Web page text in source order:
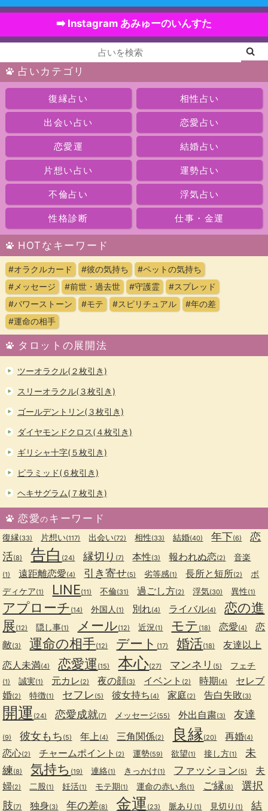
➡️ Instagram あみゅーのいんすた
占いカテゴリ
復縁占い 相性占い
出会い占い 恋愛占い
恋愛運 結婚占い
片想い占い 運勢占い
不倫占い 浮気占い
性格診断 仕事・金運
HOTなキーワード
#オラクルカード #彼の気持ち
#ペットの気持ち
#メッセージ
#前世・過去世 #守護霊
#スプレッド
#パワーストーン
#モテ #スピリチュアル
#年の差
#運命の相手
タロットの展開法
ツーオラクル(２枚引き)
スリーオラクル(３枚引き)
ゴールデントリン(３枚引き)
ダイヤモンドクロス(４枚引き)
ギリシャ十字(５枚引き)
ピラミッド(６枚引き)
ヘキサグラム(７枚引き)
恋愛のキーワード
復縁(33) 片想い(117) 出会い(72) 相性(33) 結婚(40) 年下(6)
恋
活(8) 告白 (24) 縁切り (7) 本性(3) 報われぬ恋(2) 音楽
(1) 遠距離恋愛(4) 引き寄せ(5) 劣等感(1) 長所と短所(2)
ボ
ディケア(1) LINE(11) 不倫(31) 過ごし方(2) 浮気(30) 異性(1)
アプローチ (14) 外国人 (1) 別れ(4) ライバル(4)
恋の進
展(12) 隠し事(1) メール(12) 近況 (1) モテ (18) 恋愛(4)
恋
敵(3) 運命の相手(12) デート (17) 婚活(18)
友達以上
恋人未満(4) 恋愛運 (15) 本心(27) マンネリ (5) フェチ
(1) 誠実(1) 元カレ (2) 夜の顔(3) イベント (2) 時期(4)
セレブ
婚(2) 特徴(1) セフレ (5) 彼女持ち (4) 家庭(2) 告白失敗(3)
開運 (24) 恋愛成就(7) メッセージ(55) 外出自粛(3) 友達
(9) 彼女もち (5) 年上 (4) 三角関係(2) 良縁(20) 再婚(4)
恋心(2) チャームポイント (2) 運勢(59) 欲望(1) 接し方(1)
未
練(8) 気持ち (19) 連絡(1) きっかけ(1) ファッション(5)
夫
婦(2) 二股(1) 妊活(1) モテ期(1) 運命の赤い糸(1) ご縁(8)
選択
肢(7) 独身(3) 年の差(8) 金運 (23) 脈あり (1) 見切り (1) 結